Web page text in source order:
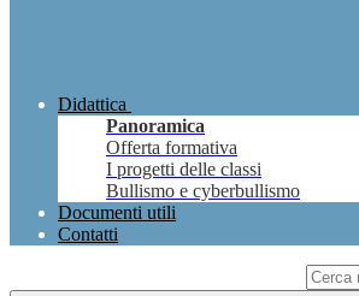
Didattica
Panoramica
Offerta formativa
I progetti delle classi
Bullismo e cyberbullismo
Documenti utili
Contatti